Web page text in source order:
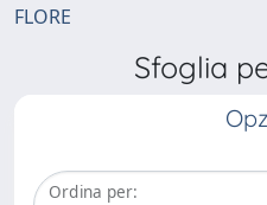
FLORE
Sfoglia
Ordina per: